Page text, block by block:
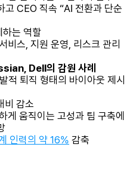
고 CEO 직속 “AI 전환과 단순
하는 역할
비스, 지원 운영, 리스크 관리
Dell의 감원 사례
퇴직 형태의 바이아웃 제시
비 감소
게 움직이는 고성과 팀 구축에
인력의 약 16% 감축